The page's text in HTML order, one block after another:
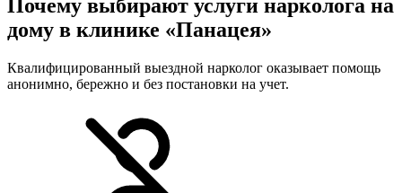
Почему выбирают услуги нарколога на
дому в клинике «Панацея»
Квалифицированный выездной нарколог оказывает помощь
анонимно, бережно и без постановки на учет.